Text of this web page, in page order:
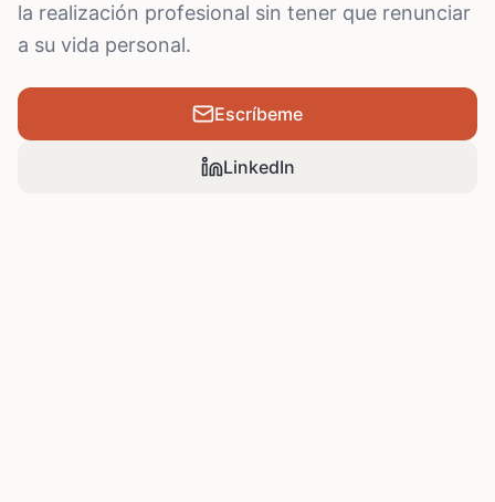
la realización profesional sin tener que renunciar
a su vida personal.
Escríbeme
LinkedIn